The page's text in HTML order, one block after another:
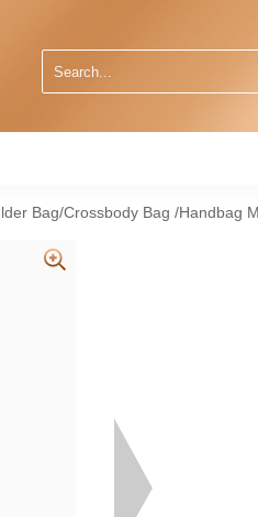
Bag/Crossbody Bag /Handbag